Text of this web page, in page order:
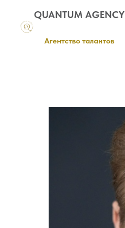
QUANTUM AGENCY
Агентство талантов